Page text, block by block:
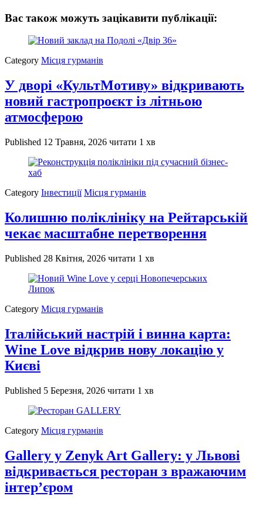
Вас також можуть зацікавити публікації:
Category Місця гурманів
У дворі «КультМотиву» відкривають
новий гастропроєкт із літньою
атмосферою
Published 12 Травня, 2026 читати 1 хв
Category Інвестиції Місця гурманів
Колишню поліклініку на Рейтарській
чекає масштабне перетворення
Published 28 Квітня, 2026 читати 1 хв
Category Місця гурманів
Італійський настрій і винна карта:
Wine Love відкрив нову локацію у
Києві
Published 5 Березня, 2026 читати 1 хв
Category Місця гурманів
Gallery у Zenyk Art Gallery: у Львові
відкривається ресторан з вражаючим
інтер’єром